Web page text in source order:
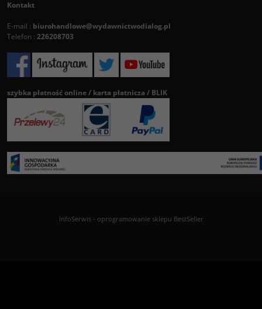
Kontakt
E-mail : biurohandlowe@wydawnictwodialog.pl
Telefon : 226208703
szybka płatność online / karta płatnicza / BLIK
InfoSerwis- oprogramowanie sklepu BestSeller